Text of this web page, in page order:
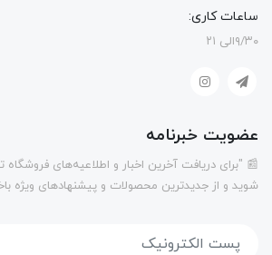
ساعات کاری:
۹/۳۰الی ۲۱
عضویت خبرنامه
📰 "برای دریافت آخرین اخبار و اطلاعیه‌های
شوید و از جدیدترین محصولات و پیشنهادهای ویژه